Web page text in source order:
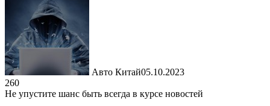
Авто Китай05.10.2023
260
Не упустите шанс быть всегда в курсе новостей